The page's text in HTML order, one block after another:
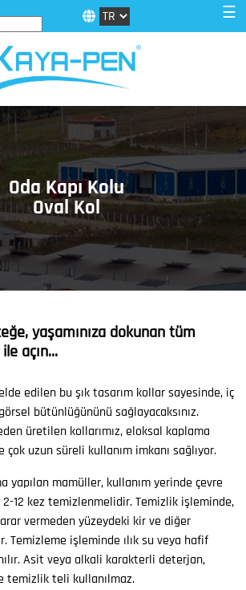
☰
Oda Kapı Kolu
Oval Kol
yaşamınıza dokunan tüm
ile açın…
edilen bu şık tasarım kollar sayesinde, iç
bütünlüğününü sağlayacaksınız.
üretilen kollarımız, eloksal kaplama
uzun süreli kullanım imkanı sağlıyor.
yapılan mamüller, kullanım yerinde çevre
2-12 kez temizlenmelidir. Temizlik işleminde,
vermeden yüzeydeki kir ve diğer
işleminde ılık su veya hafif
Asit veya alkali karakterli deterjan,
temizlik teli kullanılmaz.